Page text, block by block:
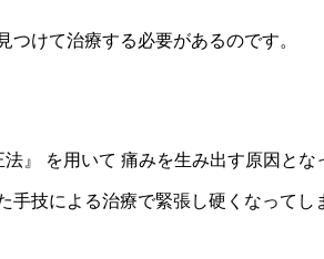
けて治療する必要があるのです。
』 を用いて 痛みを生み出す原因と
技による治療で緊張し硬くなって